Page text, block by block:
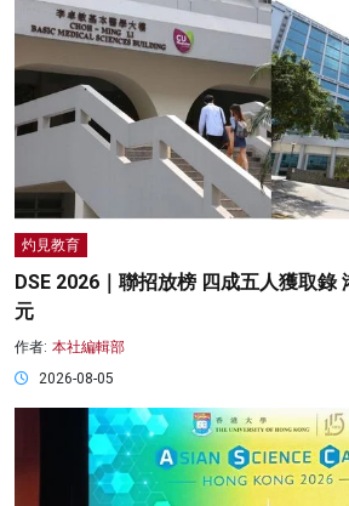
灼見教育
DSE 2026｜聯招放榜 四成五人獲取錄
元
作者: 本社編輯部
2026-08-05